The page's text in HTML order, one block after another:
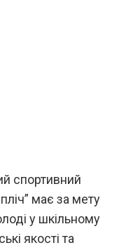
спортивний
має за мету
у шкільному
якості та